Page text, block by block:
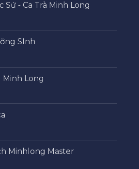
Sứ - Ca Trà Minh Long
SInh
Minh Long
Minhlong Master